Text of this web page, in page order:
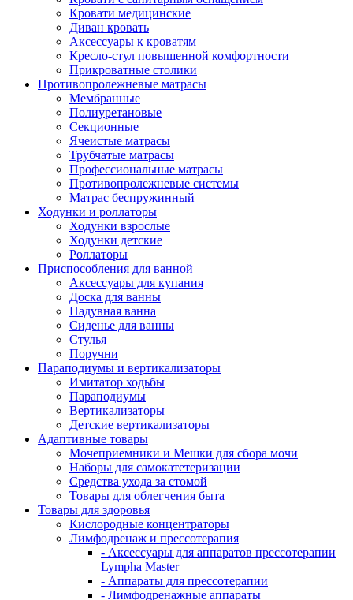
Кровати медицинские
Диван кровать
Аксессуары к кроватям
Кресло-стул повышенной комфортности
Прикроватные столики
Противопролежневые матрасы
Мембранные
Полиуретановые
Секционные
Ячеистые матрасы
Трубчатые матрасы
Профессиональные матрасы
Противопролежневые системы
Матрас беспружинный
Ходунки и роллаторы
Ходунки взрослые
Ходунки детские
Роллаторы
Приспособления для ванной
Аксессуары для купания
Доска для ванны
Надувная ванна
Сиденье для ванны
Стулья
Поручни
Параподиумы и вертикализаторы
Имитатор ходьбы
Параподиумы
Вертикализаторы
Детские вертикализаторы
Адаптивные товары
Мочеприемники и Мешки для сбора мочи
Наборы для самокатетеризации
Средства ухода за стомой
Товары для облегчения быта
Товары для здоровья
Кислородные концентраторы
Лимфодренаж и прессотерапия
- Аксессуары для аппаратов прессотерапии
Lympha Master
- Аппараты для прессотерапии
- Лимфодренажные аппараты